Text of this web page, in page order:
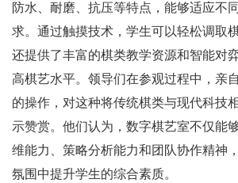
防水、耐磨、抗压等特点，能够适应不
求。通过触摸技术，学生可以轻松调取
还提供了丰富的棋类教学资源和智能对
高棋艺水平。领导们在参观过程中，亲
的操作，对这种将传统棋类与现代科技
示赞赏。他们认为，数字棋艺室不仅能
维能力、策略分析能力和团队协作精神
氛围中提升学生的综合素质。